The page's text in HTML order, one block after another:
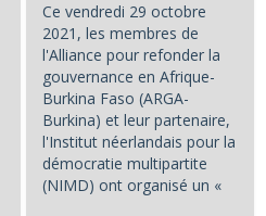
Ce vendredi 29 octobre
2021, les membres de
l'Alliance pour refonder la
gouvernance en Afrique-
Burkina Faso (ARGA-
Burkina) et leur partenaire,
l'Institut néerlandais pour la
démocratie multipartite
(NIMD) ont organisé un «